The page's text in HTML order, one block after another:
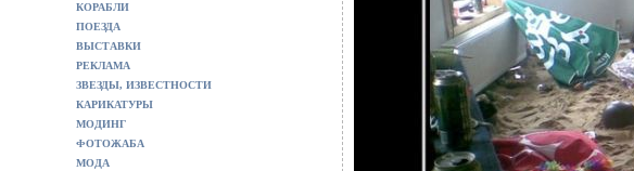
КОРАБЛИ
ПОЕЗДА
ВЫСТАВКИ
РЕКЛАМА
ЗВЕЗДЫ, ИЗВЕСТНОСТИ
КАРИКАТУРЫ
МОДИНГ
ФОТОЖАБА
МОДА